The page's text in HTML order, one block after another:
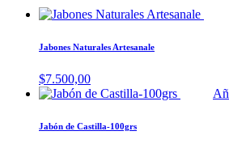
Jabones Naturales Artesanale
$7.500,00
Jabón de Castilla-100grs